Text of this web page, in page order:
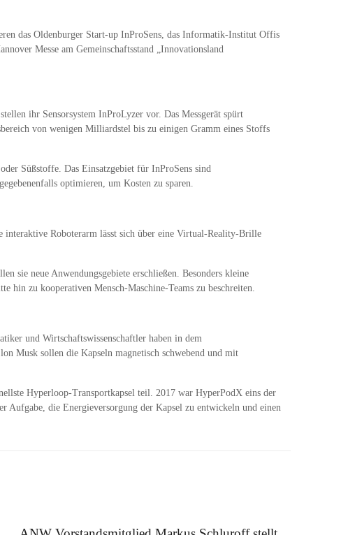
das Oldenburger Start-up InProSens, das Informatik-Institut Offis
Messe am Gemeinschaftsstand „Innovationsland
ihr Sensorsystem InProLyzer vor. Das Messgerät spürt
von wenigen Milliardstel bis zu einigen Gramm eines Stoffs
Süßstoffe. Das Einsatzgebiet für InProSens sind
optimieren, um Kosten zu sparen.
interaktive Roboterarm lässt sich über eine Virtual-Reality-Brille
sie neue Anwendungsgebiete erschließen. Besonders kleine
hin zu kooperativen Mensch-Maschine-Teams zu beschreiten.
und Wirtschaftswissenschaftler haben in dem
Musk sollen die Kapseln magnetisch schwebend und mit
Hyperloop-Transportkapsel teil. 2017 war HyperPodX eins der
Aufgabe, die Energieversorgung der Kapsel zu entwickeln und einen